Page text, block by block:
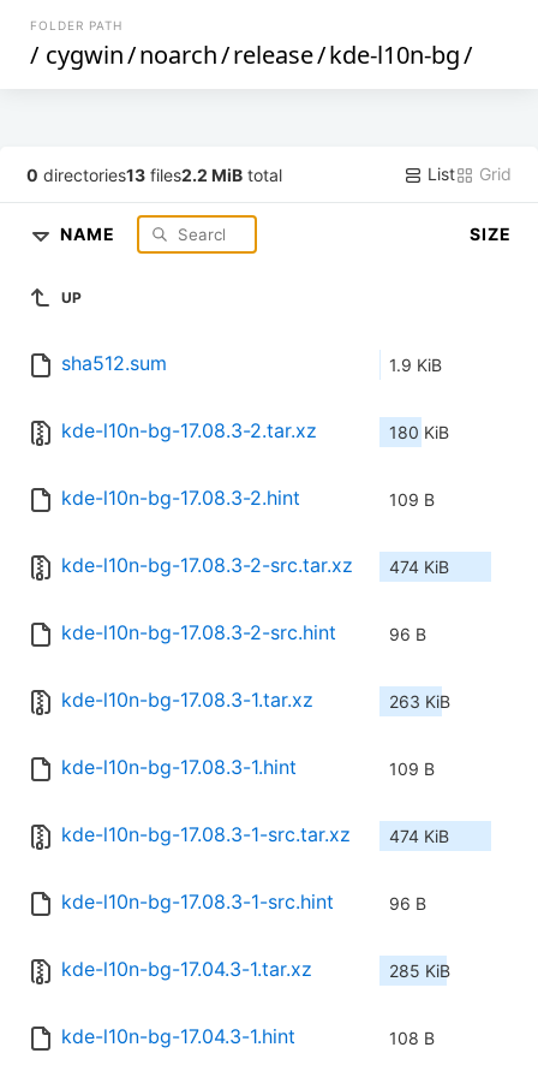
FOLDER PATH
/ cygwin/noarch/release/kde-l10n-bg/
0 directories13 files2.2 MiB total List Grid
NAME SIZE
UP
sha512.sum 1.9 KiB
kde-l10n-bg-17.08.3-2.tar.xz 180 KiB
kde-l10n-bg-17.08.3-2.hint 109 B
kde-l10n-bg-17.08.3-2-src.tar.xz 474 KiB
kde-l10n-bg-17.08.3-2-src.hint 96 B
kde-l10n-bg-17.08.3-1.tar.xz 263 KiB
kde-l10n-bg-17.08.3-1.hint 109 B
kde-l10n-bg-17.08.3-1-src.tar.xz 474 KiB
kde-l10n-bg-17.08.3-1-src.hint 96 B
kde-l10n-bg-17.04.3-1.tar.xz 285 KiB
kde-l10n-bg-17.04.3-1.hint 108 B